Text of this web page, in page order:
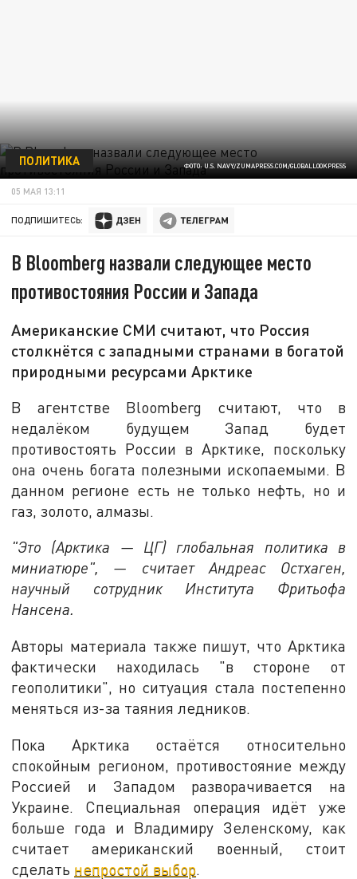
ФОТО: U.S. NAVY/ZUMAPRESS.COM/GLOBALLOOKPRESS
ПОЛИТИКА
05 МАЯ 13:11
ПОДПИШИТЕСЬ:
В Bloomberg назвали следующее место
противостояния России и Запада
Американские СМИ считают, что Россия
столкнётся с западными странами в богатой
природными ресурсами Арктике
В агентстве Bloomberg считают, что в
недалёком будущем Запад будет
противостоять России в Арктике, поскольку
она очень богата полезными ископаемыми. В
данном регионе есть не только нефть, но и
газ, золото, алмазы.
"Это (Арктика — ЦГ) глобальная политика в
миниатюре", — считает Андреас Остхаген,
научный сотрудник Института Фритьофа
Нансена.
Авторы материала также пишут, что Арктика
фактически находилась "в стороне от
геополитики", но ситуация стала постепенно
меняться из-за таяния ледников.
Пока Арктика остаётся относительно
спокойным регионом, противостояние между
Россией и Западом разворачивается на
Украине. Специальная операция идёт уже
больше года и Владимиру Зеленскому, как
считает американский военный, стоит
сделать непростой выбор.